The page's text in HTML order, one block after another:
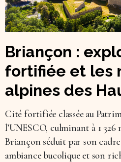
Briançon :
fortifiée et les
alpines des
Cité fortifiée classée au
l’UNESCO, culminant à 1 326
Briançon séduit par son
ambiance bucolique et son